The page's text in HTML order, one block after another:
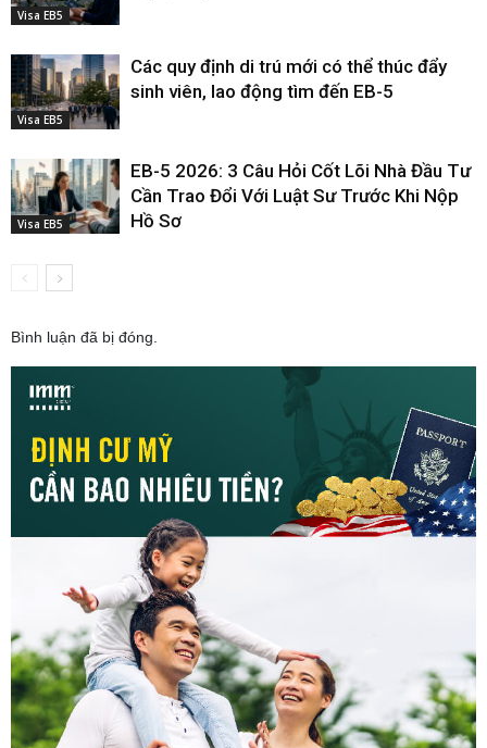
Visa EB5
Visa EB5
Các quy định di trú mới có thể thúc đẩy
sinh viên, lao động tìm đến EB-5
Visa EB5
EB-5 2026: 3 Câu Hỏi Cốt Lõi Nhà Đầu Tư
Cần Trao Đổi Với Luật Sư Trước Khi Nộp
Hồ Sơ
Bình luận đã bị đóng.